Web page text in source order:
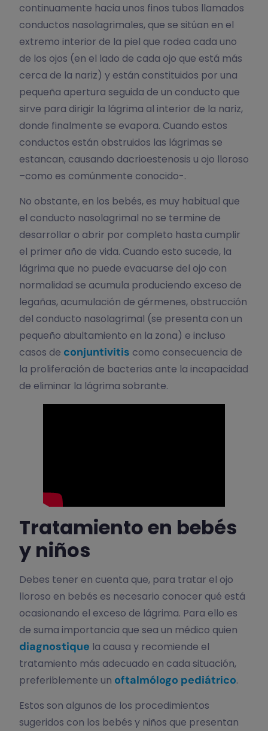
continuamente hacia unos finos tubos llamados
conductos nasolagrimales, que se sitúan en el
extremo interior de la piel que rodea cada uno
de los ojos (en el lado de cada ojo que está más
cerca de la nariz) y están constituidos por una
pequeña apertura seguida de un conducto que
sirve para dirigir la lágrima al interior de la nariz,
donde finalmente se evapora. Cuando estos
conductos están obstruidos las lágrimas se
estancan, causando dacrioestenosis u ojo lloroso
–como es comúnmente conocido-.
No obstante, en los bebés, es muy habitual que
el conducto nasolagrimal no se termine de
desarrollar o abrir por completo hasta cumplir
el primer año de vida. Cuando esto sucede, la
lágrima que no puede evacuarse del ojo con
normalidad se acumula produciendo exceso de
legañas, acumulación de gérmenes, obstrucción
del conducto nasolagrimal (se presenta con un
pequeño abultamiento en la zona) e incluso
casos de conjuntivitis como consecuencia de
la proliferación de bacterias ante la incapacidad
de eliminar la lágrima sobrante.
Tratamiento en bebés
y niños
Debes tener en cuenta que, para tratar el ojo
lloroso en bebés es necesario conocer qué está
ocasionando el exceso de lágrima. Para ello es
de suma importancia que sea un médico quien
diagnostique la causa y recomiende el
tratamiento más adecuado en cada situación,
preferiblemente un oftalmólogo pediátrico.
Estos son algunos de los procedimientos
sugeridos con los bebés y niños que presentan